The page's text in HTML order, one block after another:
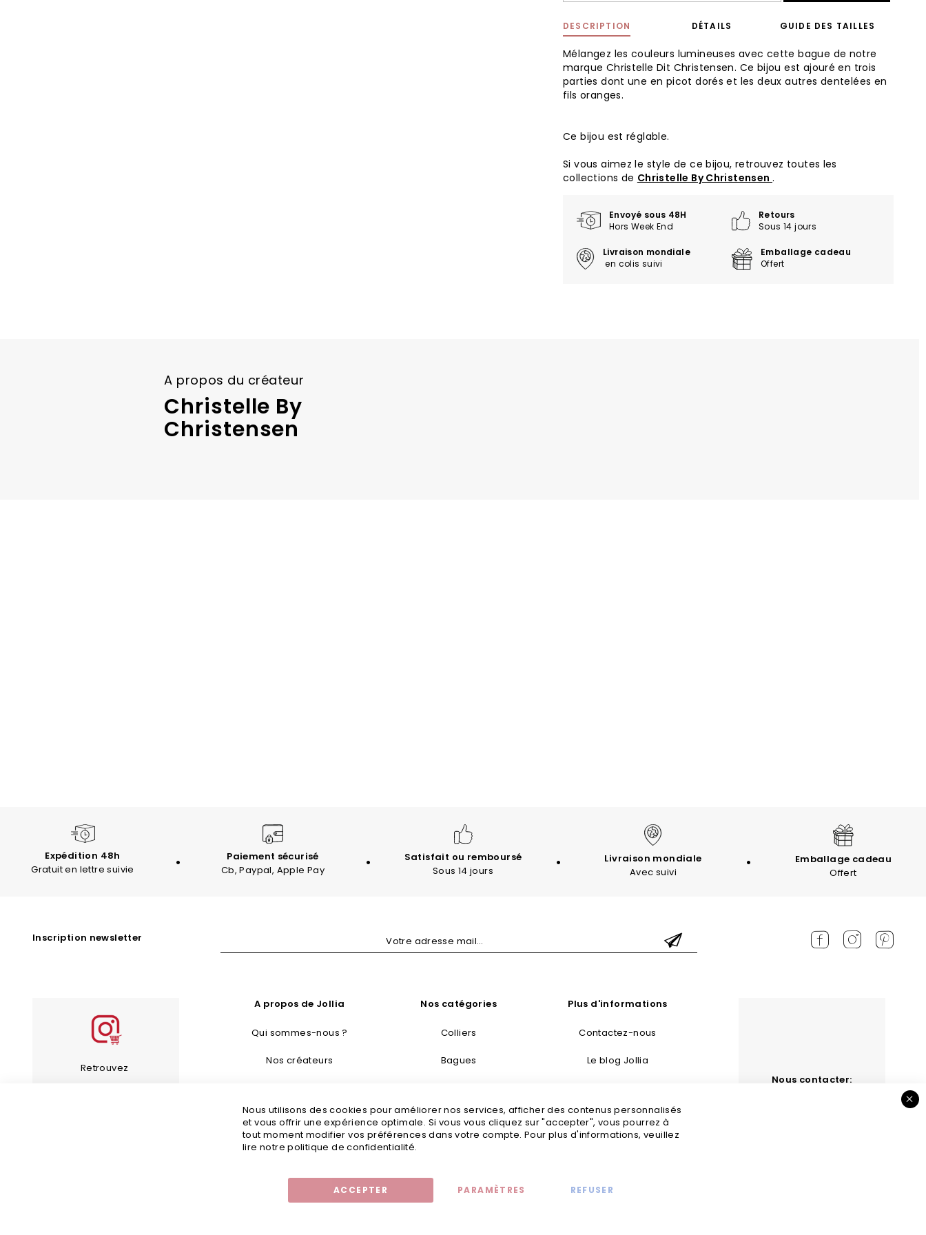
DESCRIPTION
Mélangez les couleurs lumineuses avec cette bague de notre
marque Christelle Dit Christensen. Ce bijou est ajouré en trois
parties dont une en picot dorés et les deux autres dentelées en
fils oranges.
Ce bijou est réglable.
Si vous aimez le style de ce bijou, retrouvez toutes les
collections de Christelle By Christensen .
DÉTAILS GUIDE DES TAILLES
Envoyé sous 48H
Hors Week End
Retours
Sous 14 jours
Livraison mondiale
en colis suivi
Emballage cadeau
Offert
A propos du créateur
Christelle By
Christensen
Expédition 48h
Gratuit en lettre suivie
Paiement sécurisé
Cb, Paypal, Apple Pay
Satisfait ou remboursé
Sous 14 jours
Livraison mondiale
Avec suivi
Emballage cadeau
Offert
Inscription newsletter
Retrouvez
A propos de Jollia
Qui sommes-nous ?
Nos créateurs
Guide d’entretien
Guide des tailles
Nos catégories
Colliers
Bagues
Boucles d’oreilles
Plus d'informations
Contactez-nous
Le blog Jollia
Mentions légales
Nous contacter:
Nous utilisons des cookies pour améliorer nos services, afficher des contenus personnalisés
et vous offrir une expérience optimale. Si vous vous cliquez sur "accepter", vous pourrez à
tout moment modifier vos préférences dans votre compte. Pour plus d'informations, veuillez
lire notre politique de confidentialité.
ACCEPTER PARAMÈTRES REFUSER